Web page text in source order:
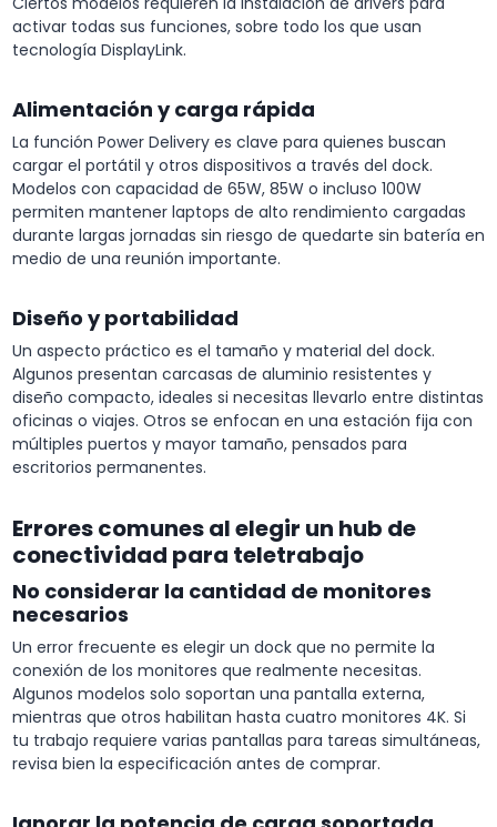
activar todas sus funciones, sobre todo los que usan
tecnología DisplayLink.
Alimentación y carga rápida
La función Power Delivery es clave para quienes buscan
cargar el portátil y otros dispositivos a través del dock.
Modelos con capacidad de 65W, 85W o incluso 100W
permiten mantener laptops de alto rendimiento cargadas
durante largas jornadas sin riesgo de quedarte sin batería en
medio de una reunión importante.
Diseño y portabilidad
Un aspecto práctico es el tamaño y material del dock.
Algunos presentan carcasas de aluminio resistentes y
diseño compacto, ideales si necesitas llevarlo entre distintas
oficinas o viajes. Otros se enfocan en una estación fija con
múltiples puertos y mayor tamaño, pensados para
escritorios permanentes.
Errores comunes al elegir un hub de
conectividad para teletrabajo
No considerar la cantidad de monitores
necesarios
Un error frecuente es elegir un dock que no permite la
conexión de los monitores que realmente necesitas.
Algunos modelos solo soportan una pantalla externa,
mientras que otros habilitan hasta cuatro monitores 4K. Si
tu trabajo requiere varias pantallas para tareas simultáneas,
revisa bien la especificación antes de comprar.